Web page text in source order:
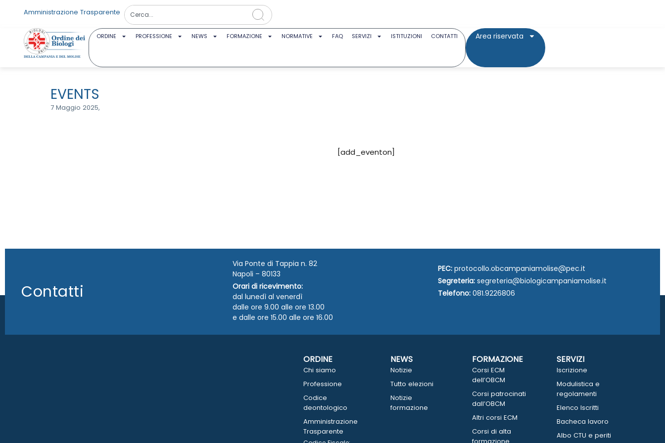
Amministrazione Trasparente
ORDINE PROFESSIONE NEWS FORMAZIONE NORMATIVE FAQ SERVIZI ISTITUZIONI CONTATTI Area riservata
EVENTS
7 Maggio 2025,
[add_eventon]
Contatti
Via Ponte di Tappia n. 82
Napoli – 80133
Orari di ricevimento:
dal lunedì al venerdì
dalle ore 9.00 alle ore 13.00
e dalle ore 15.00 alle ore 16.00
PEC: protocollo.obcampaniamolise@pec.it
Segreteria: segreteria@biologicampaniamolise.it
Telefono: 081.9226806
ORDINE
Chi siamo
Professione
Codice
deontologico
Amministrazione
Trasparente
NEWS
Notizie
Tutto elezioni
Notizie
formazione
FORMAZIONE
Corsi ECM
dell’OBCM
Corsi patrocinati
dall’OBCM
Altri corsi ECM
Corsi di alta
SERVIZI
Iscrizione
Modulistica e
regolamenti
Elenco Iscritti
Bacheca lavoro
Albo CTU e periti